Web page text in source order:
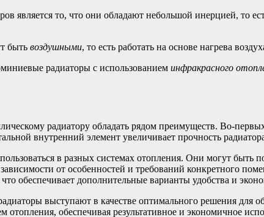
является то, что они обладают небольшой инерцией, то
быть воздушными, то есть работать на основе нагрева
радиаторы с использованием инфракрасного
радиатору обладать рядом преимуществ. Во-
внутренний элемент увеличивает прочность
в разных системах отопления. Они могут
от особенностей и требований конкретного
обеспечивает дополнительные варианты удобства и
выступают в качестве оптимального решения для
обеспечивая результативное и экономичное